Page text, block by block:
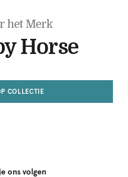
het Merk
Horse
COLLECTIE
ons volgen